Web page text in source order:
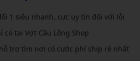
1 siêu nhanh, cực uy tín đối với lỗi
có tại Vợt Cầu Lông Shop
trợ tìm nơi có cước phí ship rẻ nhất